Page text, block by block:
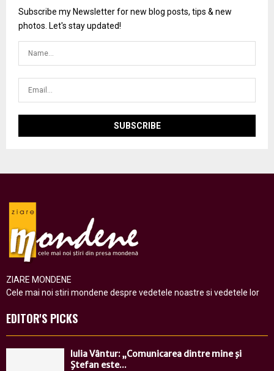
Subscribe my Newsletter for new blog posts, tips & new
photos. Let's stay updated!
ZIARE MONDENE
Cele mai noi stiri mondene despre vedetele noastre si vedetele lor
EDITOR'S PICKS
Iulia Vântur: „Comunicarea dintre mine şi
Ştefan este...